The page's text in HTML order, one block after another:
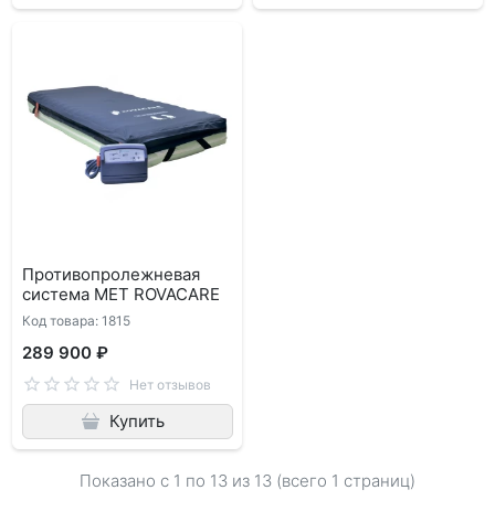
Противопролежневая
система МЕТ ROVACARE
Код товара: 1815
289 900 ₽
Нет отзывов
Купить
Показано с 1 по 13 из 13 (всего 1 страниц)